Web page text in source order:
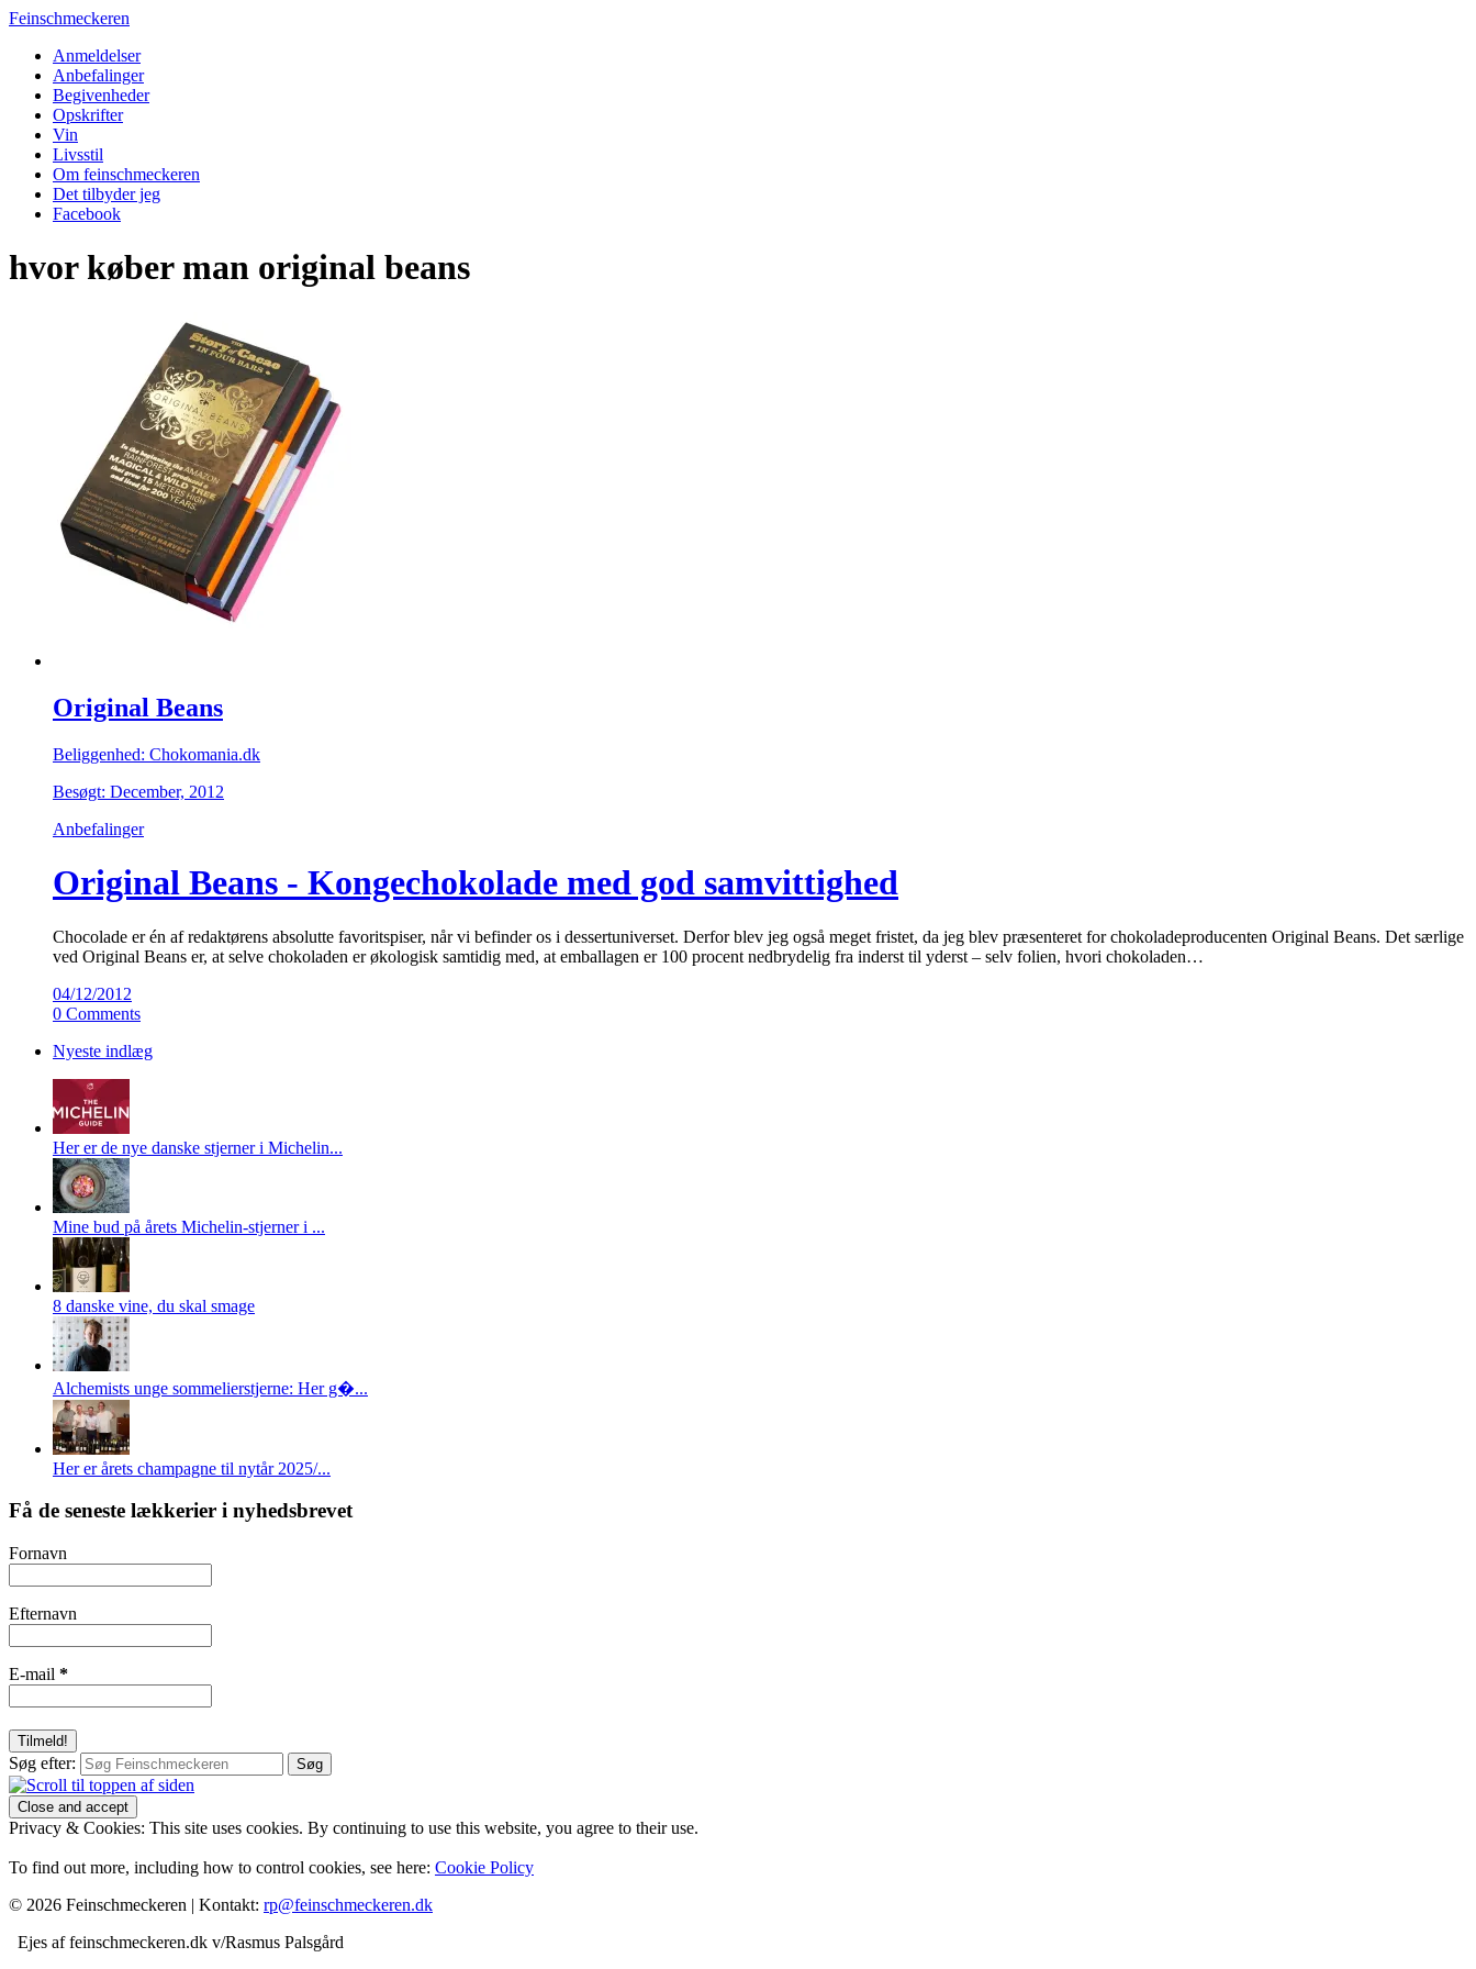
Feinschmeckeren
Anmeldelser
Anbefalinger
Begivenheder
Opskrifter
Vin
Livsstil
Om feinschmeckeren
Det tilbyder jeg
Facebook
hvor køber man original beans
Original Beans
Beliggenhed: Chokomania.dk
Besøgt: December, 2012
Anbefalinger
Original Beans - Kongechokolade med god samvittighed
Chocolade er én af redaktørens absolutte favoritspiser, når vi befinder os i dessertuniverset. Derfor blev jeg også meget fristet, da jeg blev præsenteret for chokoladeproducenten Original Beans. Det særlige
ved Original Beans er, at selve chokoladen er økologisk samtidig med, at emballagen er 100 procent nedbrydelig fra inderst til yderst – selv folien, hvori chokoladen…
04/12/2012
0 Comments
Nyeste indlæg
Her er de nye danske stjerner i Michelin...
Mine bud på årets Michelin-stjerner i ...
8 danske vine, du skal smage
Alchemists unge sommelierstjerne: Her g�...
Her er årets champagne til nytår 2025/...
Få de seneste lækkerier i nyhedsbrevet
Fornavn
Efternavn
E-mail *
Søg efter:
Privacy & Cookies: This site uses cookies. By continuing to use this website, you agree to their use.
To find out more, including how to control cookies, see here: Cookie Policy
© 2026 Feinschmeckeren | Kontakt: rp@feinschmeckeren.dk
Ejes af feinschmeckeren.dk v/Rasmus Palsgård